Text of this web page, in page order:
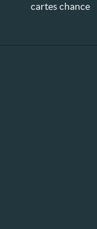
cartes chance